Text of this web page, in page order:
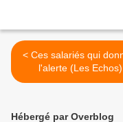
< Ces salariés qui donnent
l'alerte (Les Echos)
Hébergé par Overblog